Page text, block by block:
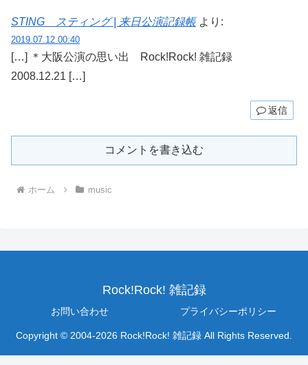
STING スティング | 来日公演記録帳 より:
2019.07.12 00:40
[…] ＊大阪公演の思い出 Rock!Rock! 雑記録
2008.12.21 […]
返信
コメントを書き込む
ホーム music
Rock!Rock! 雑記録
お問い合わせ プライバシーポリシー
Copyright © 2004-2026 Rock!Rock! 雑記録 All Rights Reserved.